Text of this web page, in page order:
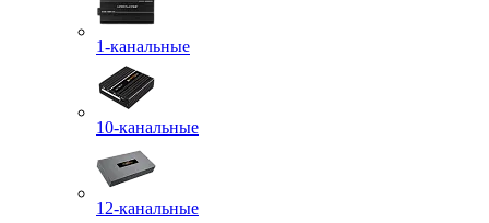
1-канальные
10-канальные
12-канальные